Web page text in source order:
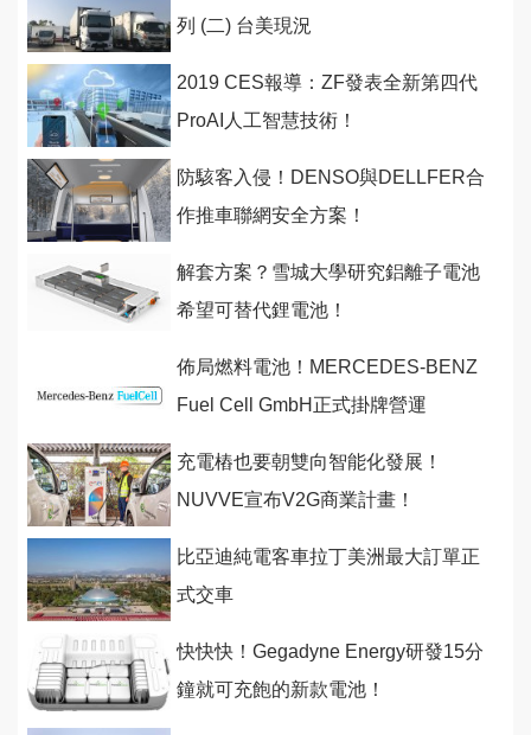
列 (二) 台美現況
2019 CES報導：ZF發表全新第四代
ProAI人工智慧技術！
防駭客入侵！DENSO與DELLFER合
作推車聯網安全方案！
解套方案？雪城大學研究鋁離子電池
希望可替代鋰電池！
佈局燃料電池！MERCEDES-BENZ
Fuel Cell GmbH正式掛牌營運
充電樁也要朝雙向智能化發展！
NUVVE宣布V2G商業計畫！
比亞迪純電客車拉丁美洲最大訂單正
式交車
快快快！Gegadyne Energy研發15分
鐘就可充飽的新款電池！